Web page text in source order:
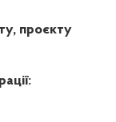
проєкту